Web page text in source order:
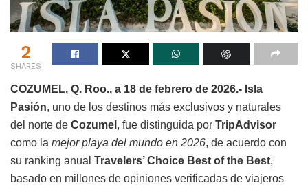
2
SHARES
COZUMEL, Q. Roo., a 18 de febrero de 2026.- Isla
Pasión, uno de los destinos más exclusivos y naturales
del norte de Cozumel , fue distinguida por TripAdvisor
como la mejor playa del mundo en 2026, de acuerdo con
su ranking anual Travelers’ Choice Best of the Best,
basado en millones de opiniones verificadas de viajeros